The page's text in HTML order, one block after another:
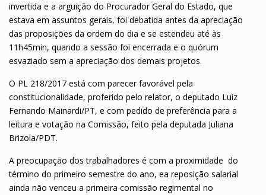
invertida e a arguição do Procurador Geral do Estado, que
estava em assuntos gerais, foi debatida antes da apreciação
das proposições da ordem do dia e se estendeu até às
11h45min, quando a sessão foi encerrada e o quórum
esvaziado sem a apreciação dos demais projetos.
O PL 218/2017 está com parecer favorável pela
constitucionalidade, proferido pelo relator, o deputado Luiz
Fernando Mainardi/PT, e com pedido de preferência para a
leitura e votação na Comissão, feito pela deputada Juliana
Brizola/PDT.
A preocupação dos trabalhadores é com a proximidade do
término do primeiro semestre do ano, ea reposição salarial
ainda não venceu a primeira comissão regimental no